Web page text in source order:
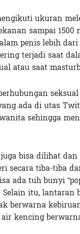
ukuran
sampai 1500
penis lebih
terjadi saat
atau saat
ada di utas
sehingga
bisa dilihat dan
secara tiba-tiba
ada tuh bunyi
Selain itu, lantaran
berwarna
kencing